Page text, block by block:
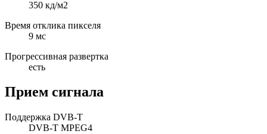
350 кд/м2
Время отклика пикселя
9 мс
Прогрессивная развертка
есть
Прием сигнала
Поддержка DVB-T
DVB-T MPEG4